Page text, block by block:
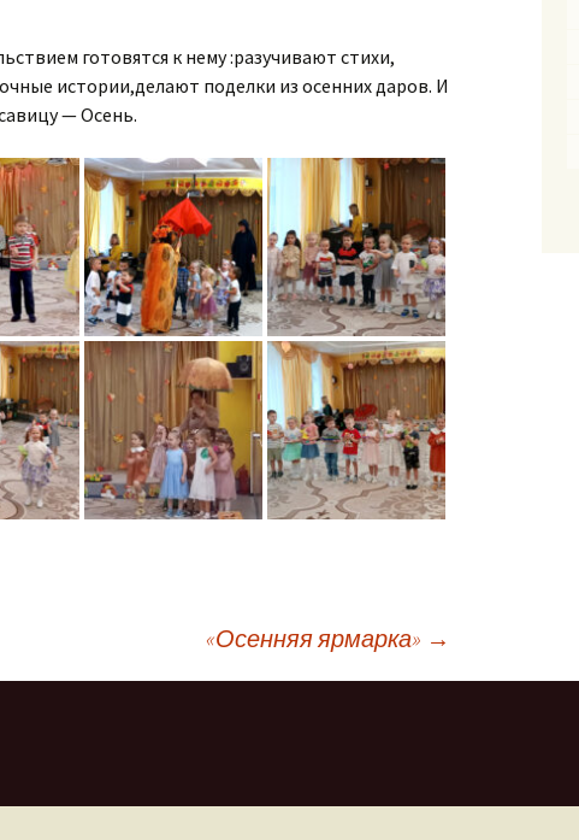
готовятся к нему :разучивают стихи,
истории,делают поделки из осенних даров. И
— Осень.
«Осенняя ярмарка» →